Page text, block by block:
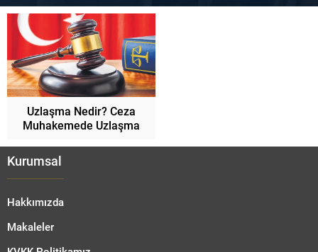
Uzlaşma Nedir? Ceza
Muhakemede Uzlaşma
Kurumsal
Hakkımızda
Makaleler